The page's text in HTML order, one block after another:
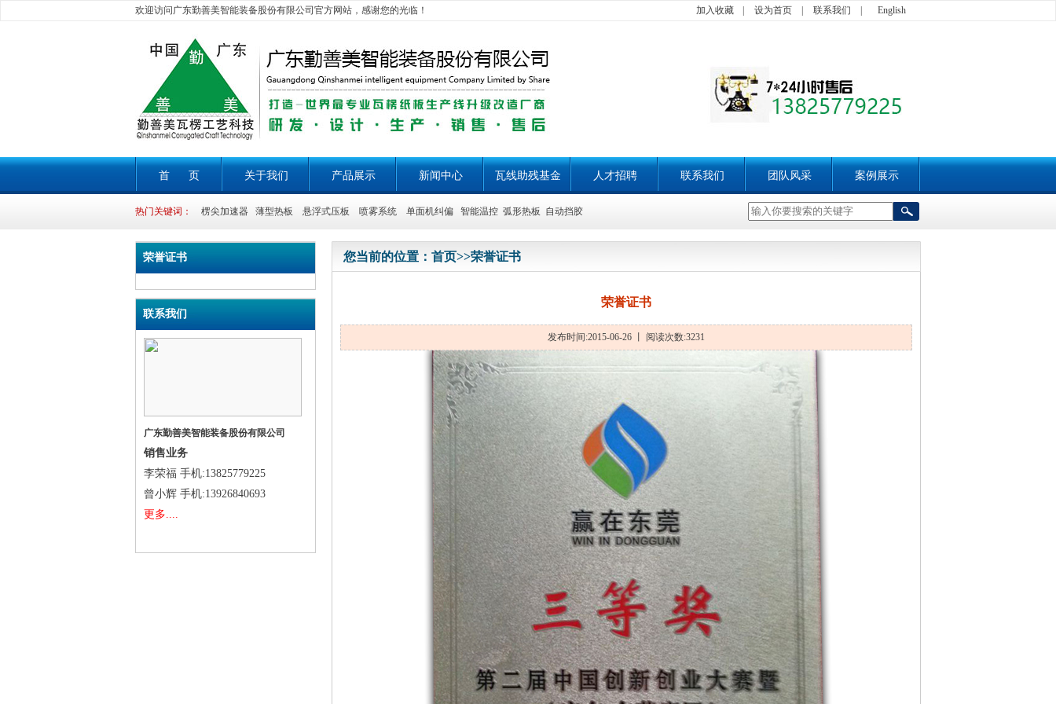
欢迎访问广东勤善美智能装备股份有限公司官方网站，感谢您的光临！ 加入收藏 设为首页 联系我们 English
首 页 关于我们 产品展示 新闻中心 瓦线助残基金 人才招聘 联系我们 团队风采 案例展示
热门关键词： 楞尖加速器 薄型热板 悬浮式压板 喷雾系统 单面机纠偏 智能温控 弧形热板 自动挡胶
荣誉证书
联系我们
广东勤善美智能装备股份有限公司
销售业务
李荣福 手机:13825779225
曾小辉 手机:13926840693
更多....
您当前的位置： 首页>>荣誉证书
荣誉证书
发布时间:2015-06-26 丨 阅读次数:3231